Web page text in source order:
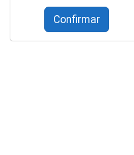
Confirmar